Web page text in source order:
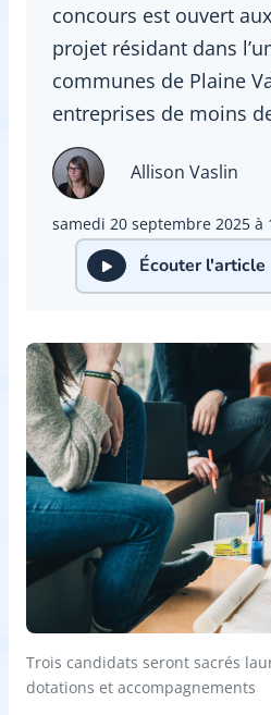
concours est ouvert
projet résidant dans
communes de Plaine
entreprises de moins
Allison Vaslin
samedi 20 septembre 2025 à
Écouter l'article
Trois candidats seront sacrés
dotations et accompagnements